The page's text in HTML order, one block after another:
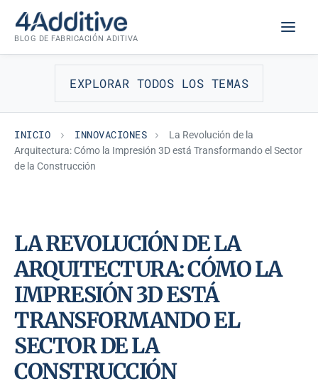
contenido
BLOG DE FABRICACIÓN ADITIVA
EXPLORAR TODOS LOS TEMAS
INICIO INNOVACIONES
La Revolución de la
Arquitectura: Cómo la Impresión 3D está Transformando el Sector
de la Construcción
INNOVACIONES
LA REVOLUCIÓN DE LA
ARQUITECTURA: CÓMO LA
IMPRESIÓN 3D ESTÁ
TRANSFORMANDO EL
SECTOR DE LA
CONSTRUCCIÓN